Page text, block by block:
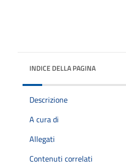
INDICE DELLA PAGINA
Descrizione
A cura di
Allegati
Contenuti correlati